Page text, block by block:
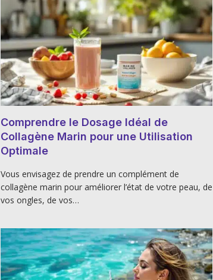
Comprendre le Dosage Idéal de
Collagène Marin pour une Utilisation
Optimale
Vous envisagez de prendre un complément de
collagène marin pour améliorer l’état de votre peau, de
vos ongles, de vos…